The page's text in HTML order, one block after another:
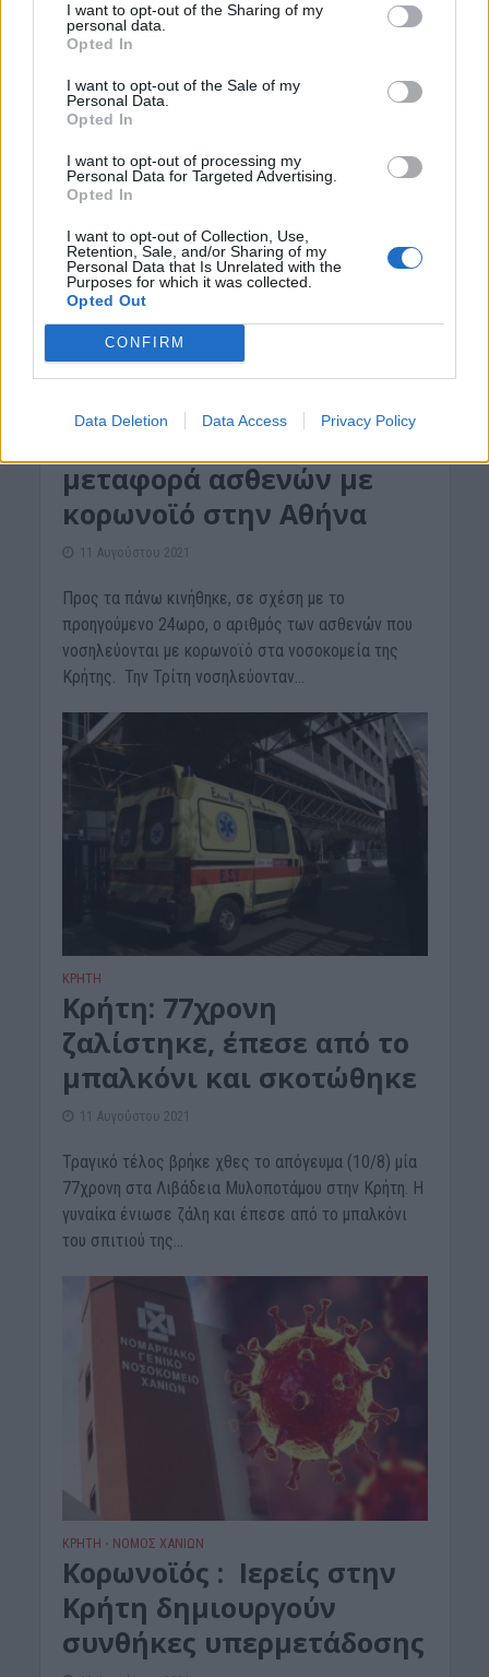
I want to opt-out of the Sharing of my
personal data.
Opted In
I want to opt-out of the Sale of my
Personal Data.
Opted In
I want to opt-out of processing my
Personal Data for Targeted Advertising.
Opted In
I want to opt-out of Collection, Use,
Retention, Sale, and/or Sharing of my
Personal Data that Is Unrelated with the
Purposes for which it was collected.
Opted Out
CONFIRM
Data Deletion Data Access Privacy Policy
Σοκ έχει προκαλέσει στην τοπική κοινωνία του
Σύμφωνα με πληροφορίες από την Αστυνομία, ο
γιατρός συνελήφθη...
ΚΡΗΤΗ
μεταφορά ασθενών με
κορωνοϊό στην Αθήνα
11 Αυγούστου 2021
Προς τα πάνω κινήθηκε, σε σχέση με το
προηγούμενο 24ωρο, ο αριθμός των ασθενών που
νοσηλεύονται με κορωνοϊό στα νοσοκομεία της
Κρήτης. Την Τρίτη νοσηλεύονταν...
ΚΡΗΤΗ
Κρήτη: 77χρονη
ζαλίστηκε, έπεσε από το
μπαλκόνι και σκοτώθηκε
11 Αυγούστου 2021
Τραγικό τέλος βρήκε χθες το απόγευμα (10/8) μία
77χρονη στα Λιβάδεια Μυλοποτάμου στην Κρήτη. Η
γυναίκα ένιωσε ζάλη και έπεσε από το μπαλκόνι
του σπιτιού της...
ΚΡΗΤΗ • ΝΟΜΌΣ ΧΑΝΊΩΝ
Κορωνοϊός : Ιερείς στην
Κρήτη δημιουργούν
συνθήκες υπερμετάδοσης